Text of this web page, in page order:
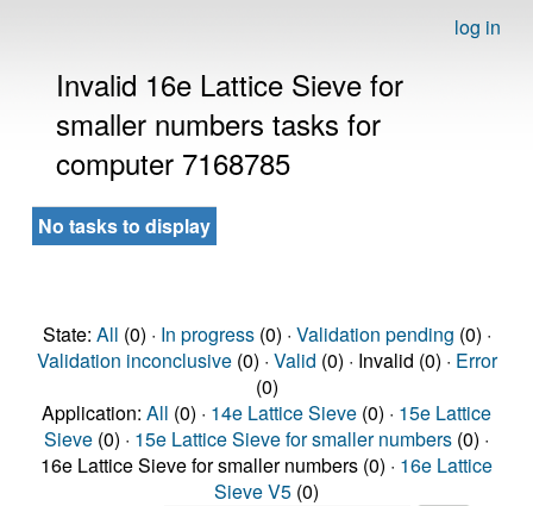
log in
Invalid 16e Lattice Sieve for
smaller numbers tasks for
computer 7168785
No tasks to display
State: All (0) · In progress(0) · Validation pending (0) ·
Validation inconclusive(0) · Valid (0) · Invalid (0) · Error
(0)
Application: All (0) · 14e Lattice Sieve (0) · 15e Lattice
Sieve (0) · 15e Lattice Sieve for smaller numbers (0) ·
16e Lattice Sieve for smaller numbers (0) · 16e Lattice
Sieve V5 (0)